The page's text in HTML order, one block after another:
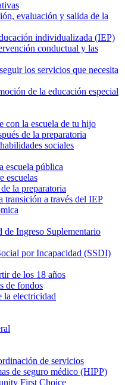
evaluación y salida de la
individualizada (IEP)
conductual y las
los servicios que necesita
de la educación especial
con la escuela de tu hijo
de la preparatoria
sociales
escuela pública
escuelas
la preparatoria
transición a través del IEP
de Ingreso Suplementario
por Incapacidad (SSDI)
de los 18 años
de fondos
la electricidad
de servicios
de seguro médico (HIPP)
First Choice